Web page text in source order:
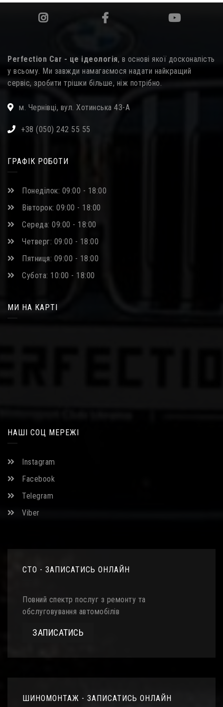
Perfection Car - це ідеологія, в основі якої досконалість
у всьому. Ми завжди намагаємося надати найкращий
сервіс, зробити трішки більше, ніж потрібно.
м. Чернівці, вул. Хотинська 43-А
+38 (050) 242 55 55
ГРАФІК РОБОТИ
Понеділок: 09:00 - 18:00
Вівторок: 09:00 - 18:00
Середа: 09:00 - 18:00
Четверг: 09:00 - 18:00
Пятниця: 09:00 - 18:00
Субота: 10:00 - 18:00
МИ НА КАРТІ
НАШІ СОЦ МЕРЕЖІ
Instagram
Facebook
Telegram
Viber
СТО - ЗАПИСАТИСЬ ОНЛАЙН
Повний спектр послуг з ремонту та
обслуговування автомобілів
ЗАПИСАТИСЬ
ШИНОМОНТАЖ - ЗАПИСАТИСЬ ОНЛАЙН